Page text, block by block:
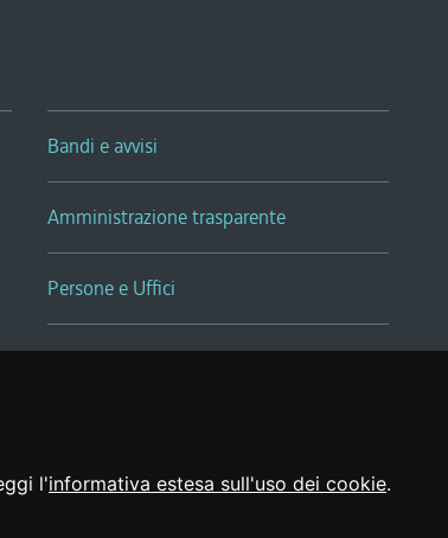
l'informativa estesa sull'uso dei cookie.
Bandi e avvisi
Amministrazione trasparente
Persone e Uffici
Sala Tiziano Tessitori
Realizzato da